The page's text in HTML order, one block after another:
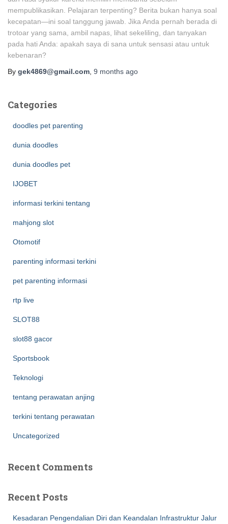
mempublikasikan. Pelajaran terpenting? Berita bukan hanya soal
kecepatan—ini soal tanggung jawab. Jika Anda pernah berada di
trotoar yang sama, ambil napas, lihat sekeliling, dan tanyakan
pada hati Anda: apakah saya di sana untuk sensasi atau untuk
kebenaran?
By gek4869@gmail.com 9 months ago
Categories
doodles pet parenting
dunia doodles
dunia doodles pet
IJOBET
informasi terkini tentang
mahjong slot
Otomotif
parenting informasi terkini
pet parenting informasi
rtp live
SLOT88
slot88 gacor
Sportsbook
Teknologi
tentang perawatan anjing
terkini tentang perawatan
Uncategorized
Recent Comments
Recent Posts
Kesadaran Pengendalian Diri dan Keandalan Infrastruktur Jalur